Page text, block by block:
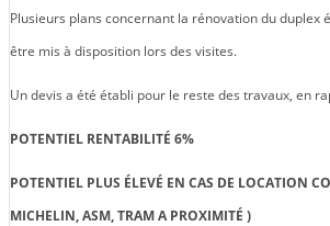
Plusieurs plans concernant la rénovation du duplex
être mis à disposition lors des visites.
Un devis a été établi pour le reste des travaux, en
POTENTIEL RENTABILITÉ 6%
POTENTIEL PLUS ÉLEVÉ EN CAS DE LOCATION
MICHELIN, ASM, TRAM A PROXIMITÉ )